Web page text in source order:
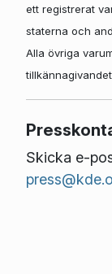
ett registrerat
staterna och
Alla övriga
Skicka e-